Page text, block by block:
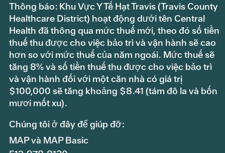
Thông báo: Khu Vực Y Tế Hạt Travis (Travis County
Healthcare District) hoạt động dưới tên Central
Health đã thông qua mức thuế mới, theo đó số tiền
thuế thu được cho việc bảo trì và vận hành sẽ cao
hơn so với mức thuế của năm ngoái. Mức thuế sẽ
tăng 8% và số tiền thuế thu được cho việc bảo trì
và vận hành đối với một căn nhà có giá trị
$100,000 sẽ tăng khoảng $8.41 (tám đô la và bốn
mươi mốt xu).
Chúng tôi ở đây để giúp đỡ:
MAP và MAP Basic